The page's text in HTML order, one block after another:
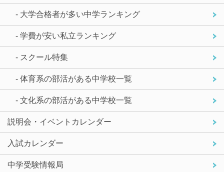
- 大学合格者が多い中学ランキング
- 学費が安い私立ランキング
- スクール特集
- 体育系の部活がある中学校一覧
- 文化系の部活がある中学校一覧
説明会・イベントカレンダー
入試カレンダー
中学受験情報局